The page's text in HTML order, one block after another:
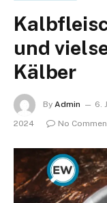
und
Kälber
By Admin 6.
2024
No